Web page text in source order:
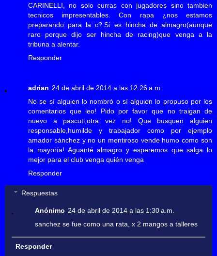
CARINELLI, no solo curras con jugadores sino tambien
tecnicos impresentables. Con rapa ¿nos estamos
preparando para la c?.Si es hincha de almagro(aunque
raro porque dijo ser hincha de racing)que venga a la
tribuna a alentar.
Responder
adrian 24 de abril de 2014 a las 12:26 a.m.
No se sí alguien lo nombró o sí alguien lo propuso por los
comentarios que leo! Pido por favor que no traigan de
nuevo a pascuti,otra vez no! Que busquen alguien
responsable,humilde y trabajador como por ejemplo
amador sánchez y no un mentiroso vende humo como son
la mayoría! Aguanté almagro y esperemos que salga lo
mejor para el club venga quién venga
Responder
Respuestas
Anónimo 24 de abril de 2014 a las 1:30 a.m.
sanchez se fue como una rata, x 2 mangos a talleres
Responder